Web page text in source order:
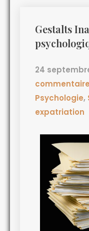
Gestalts
24
commentaire
Psychologie,
expatriation